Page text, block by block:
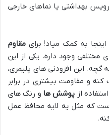
بهداشتی یا نماهای خارجی
اینجا به کمک میاد! برای مقاوم
مختلفی وجود داره. یکی از این
گچه. این افزودنی های پلیمری،
و مقاومت بیشتری در برابر
از پوشش ها و رنگ های
که مثل یه لایه محافظ عمل